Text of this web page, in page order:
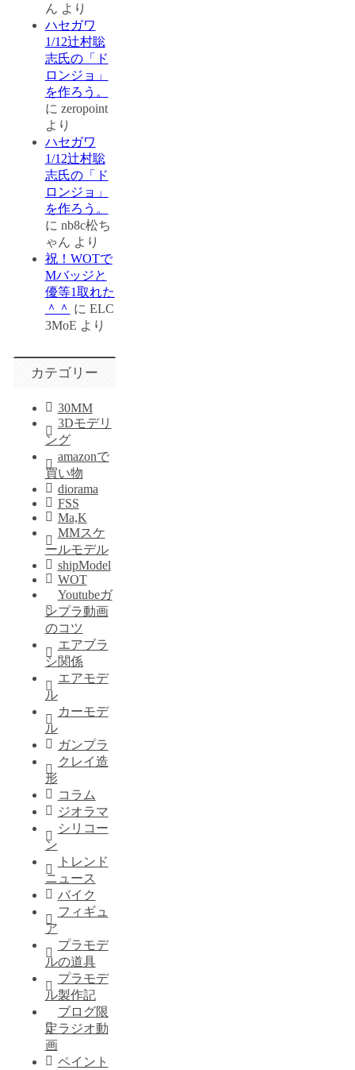
ん より
ハセガワ
1/12辻村聡
志氏の「ド
ロンジョ」
を作ろう。
に zeropoint
より
ハセガワ
1/12辻村聡
志氏の「ド
ロンジョ」
を作ろう。
に nb8c松ち
ゃん より
祝！WOTで
Mバッジと
優等1取れた
＾＾ に ELC
3MoE より
カテゴリー
30MM
3Dモデリ
ング
amazonで
買い物
diorama
FSS
Ma,K
MMスケ
ールモデル
shipModel
WOT
Youtubeガ
ンプラ動画
のコツ
エアブラ
シ関係
エアモデ
ル
カーモデ
ル
ガンプラ
クレイ造
形
コラム
ジオラマ
シリコー
ン
トレンド
ニュース
バイク
フィギュ
ア
プラモデ
ルの道具
プラモデ
ル製作記
ブログ限
定ラジオ動
画
ペイント